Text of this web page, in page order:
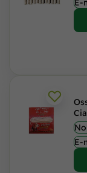
Cia